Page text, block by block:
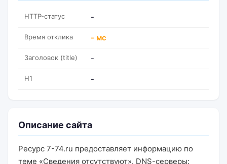
HTTP-статус -
Время отклика - мс
Заголовок (title) -
H1 -
Описание сайта
Ресурс 7-74.ru предоставляет информацию по
теме «Сведения отсутствуют». DNS-серверы: